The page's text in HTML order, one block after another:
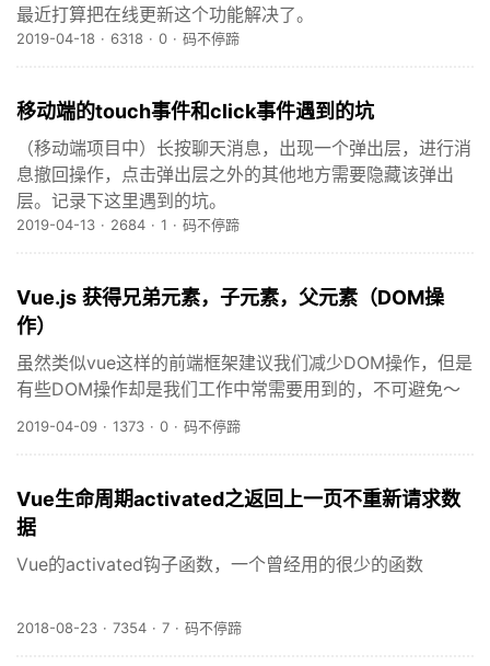
最近打算把在线更新这个功能解决了。
2019-04-18 · 6318 · 0 · 码不停蹄
移动端的touch事件和click事件遇到的坑
（移动端项目中）长按聊天消息，出现一个弹出层，进行消
息撤回操作，点击弹出层之外的其他地方需要隐藏该弹出
层。记录下这里遇到的坑。
2019-04-13 · 2684 · 1 · 码不停蹄
Vue.js 获得兄弟元素，子元素，父元素（DOM操
作）
虽然类似vue这样的前端框架建议我们减少DOM操作，但是
有些DOM操作却是我们工作中常需要用到的，不可避免～
2019-04-09 · 1373 · 0 · 码不停蹄
Vue生命周期activated之返回上一页不重新请求数
据
Vue的activated钩子函数，一个曾经用的很少的函数
2018-08-23 · 7354 · 7 · 码不停蹄